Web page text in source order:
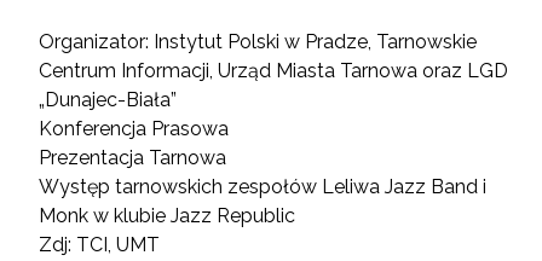
Organizator: Instytut Polski w Pradze, Tarnowskie
Centrum Informacji, Urząd Miasta Tarnowa oraz LGD
„Dunajec-Biała”
Konferencja Prasowa
Prezentacja Tarnowa
Występ tarnowskich zespołów Leliwa Jazz Band i
Monk w klubie Jazz Republic
Zdj: TCI, UMT